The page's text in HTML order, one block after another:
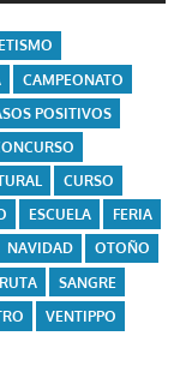
CAMPEONATO
POSITIVOS
CURSO
ESCUELA
FERIA
NAVIDAD
OTOÑO
RUTA
SANGRE
VENTIPPO